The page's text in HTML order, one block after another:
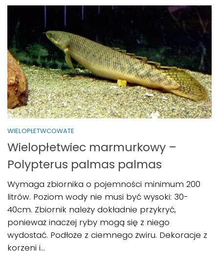
WIELOPŁETWCOWATE
Wielopłetwiec marmurkowy –
Polypterus palmas palmas
Wymaga zbiornika o pojemności minimum 200
litrów. Poziom wody nie musi być wysoki: 30-
40cm. Zbiornik należy dokładnie przykryć,
ponieważ inaczej ryby mogą się z niego
wydostać. Podłoże z ciemnego żwiru. Dekoracje z
korzeni i...